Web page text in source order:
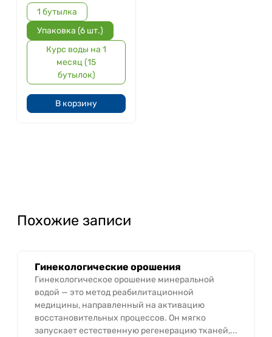
1 бутылка
Упаковка (6 шт.)
Курс воды на 1
месяц (15
бутылок)
В корзину
Похожие записи
Гинекологические орошения
Гинекологическое орошение минеральной
водой — это метод реабилитационной
медицины, направленный на активацию
восстановительных процессов. Он мягко
запускает естественную регенерацию тканей,...